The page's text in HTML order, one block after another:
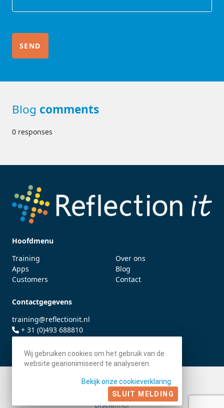
Blog comments
0 responses
Wij gebruiken cookies om het gebruik van de
website geanonimiseerd te analyseren.
Bekijk onze cookieverklaring
SLUIT MELDING
Hoofdmenu
Training
Apps
Customers
Over ons
Blog
Contact
Contactgegevens
training@reflectionit.nl
+ 31 (0)493 688810
© 2026 - Reflection IT BV
Algemene voorwaarden
Disclaimer